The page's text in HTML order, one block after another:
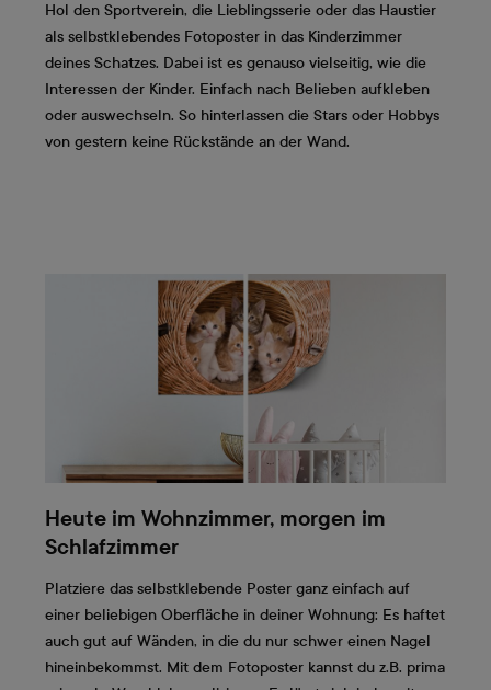
Hol den Sportverein, die Lieblingsserie oder das Haustier
als selbstklebendes Fotoposter in das Kinderzimmer
deines Schatzes. Dabei ist es genauso vielseitig, wie die
Interessen der Kinder. Einfach nach Belieben aufkleben
oder auswechseln. So hinterlassen die Stars oder Hobbys
von gestern keine Rückstände an der Wand.
Heute im Wohnzimmer, morgen im
Schlafzimmer
Platziere das selbstklebende Poster ganz einfach auf
einer beliebigen Oberfläche in deiner Wohnung: Es haftet
auch gut auf Wänden, in die du nur schwer einen Nagel
hineinbekommst. Mit dem Fotoposter kannst du z.B. prima